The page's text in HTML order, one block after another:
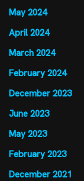
May 2024
April 2024
March 2024
February 2024
December 2023
June 2023
May 2023
February 2023
December 2021